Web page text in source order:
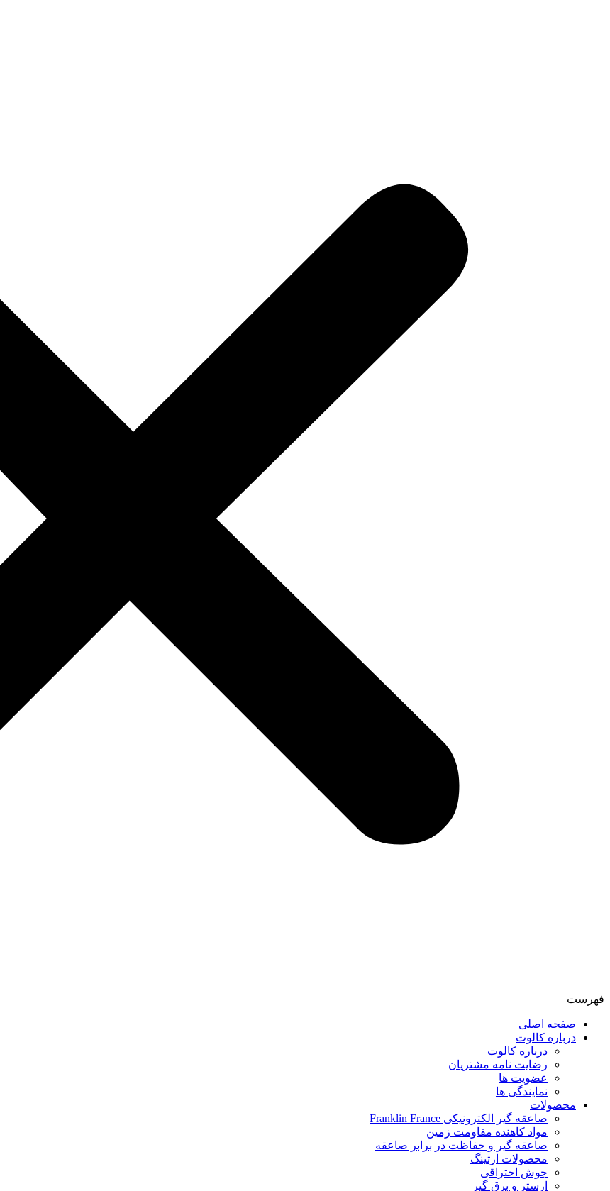
فهرست
صفحه اصلی
درباره کالوت
درباره کالوت
رضایت نامه مشتریان
عضویت ها
نمایندگی ها
محصولات
صاعقه گیر الکترونیکی Franklin France
مواد کاهنده مقاومت زمین
صاعقه گیر و حفاظت در برابر صاعقه
محصولات ارتینگ
جوش احتراقی
ارستر و برق گیر